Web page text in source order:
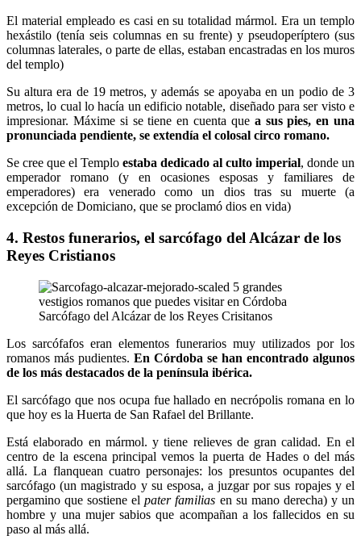
El material empleado es casi en su totalidad mármol. Era un templo
hexástilo (tenía seis columnas en su frente) y pseudoperíptero (sus
columnas laterales, o parte de ellas, estaban encastradas en los muros
del templo)
Su altura era de 19 metros, y además se apoyaba en un podio de 3
metros, lo cual lo hacía un edificio notable, diseñado para ser visto e
impresionar. Máxime si se tiene en cuenta quea sus pies, en una
pronunciada pendiente, se extendía el colosal circo romano.
Se cree que el Templo estaba dedicado al culto imperial, donde un
emperador romano (y en ocasiones esposas y familiares de
emperadores) era venerado como un dios tras su muerte (a
excepción de Domiciano, que se proclamó dios en vida)
4. Restos funerarios, el sarcófago del Alcázar de los
Reyes Cristianos
Sarcófago del Alcázar de los Reyes Crisitanos
Los sarcófafos eran elementos funerarios muy utilizados por los
romanos más pudientes. En Córdoba se han encontrado algunos
de los más destacados de la península ibérica.
El sarcófago que nos ocupa fue hallado en necrópolis romana en lo
que hoy es la Huerta de San Rafael del Brillante.
Está elaborado en mármol. y tiene relieves de gran calidad. En el
centro de la escena principal vemos la puerta de Hades o del más
allá. La flanquean cuatro personajes: los presuntos ocupantes del
sarcófago (un magistrado y su esposa, a juzgar por sus ropajes y el
pergamino que sostiene elpater familias en su mano derecha) y un
hombre y una mujer sabios que acompañan a los fallecidos en su
paso al más allá.